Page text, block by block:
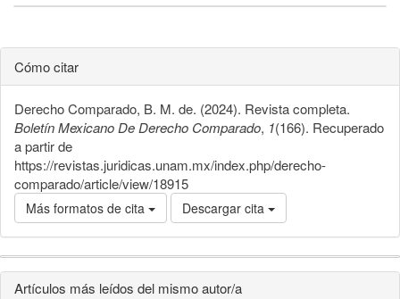
Cómo citar
Derecho Comparado, B. M. de. (2024). Revista completa.
Boletín Mexicano De Derecho Comparado, 1(166). Recuperado
a partir de
https://revistas.juridicas.unam.mx/index.php/derecho-
comparado/article/view/18915
Más formatos de cita Descargar cita
Detalles
Artículos más leídos del mismo autor/a